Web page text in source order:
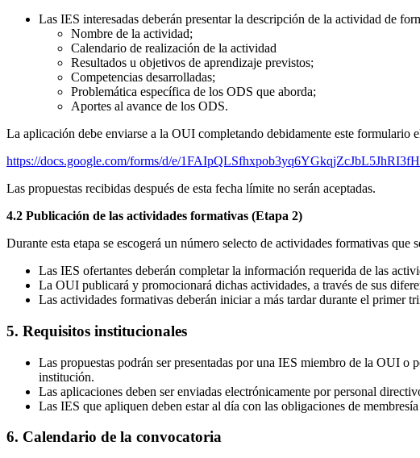
Las IES interesadas deberán presentar la descripción de la actividad de
Nombre de la actividad;
Calendario de realización de la actividad
Resultados u objetivos de aprendizaje previstos;
Competencias desarrolladas;
Problemática específica de los ODS que aborda;
Aportes al avance de los ODS.
La aplicación debe enviarse a la OUI completando debidamente este formulario
https://docs.google.com/forms/d/e/
Las propuestas recibidas después de esta fecha límite no serán aceptadas.
4.2 Publicación de las actividades formativas (Etapa 2)
Durante esta etapa se escogerá un número selecto de actividades formativas
Las IES ofertantes deberán completar la información requerida de las
La OUI publicará y promocionará dichas actividades, a través de sus
Las actividades formativas deberán iniciar a más tardar durante el primer
5. Requisitos institucionales
Las propuestas podrán ser presentadas por una IES miembro de la OUI
institución.
Las aplicaciones deben ser enviadas electrónicamente por personal
Las IES que apliquen deben estar al día con las obligaciones de
6. Calendario de la convocatoria